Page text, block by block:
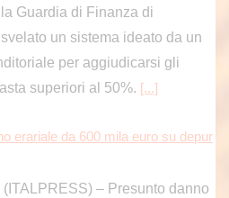
Guardia di Finanza di
un sistema ideato da un
per aggiudicarsi gli
superiori al 50%. [...]
erariale da 600 mila euro su depur
– Presunto danno